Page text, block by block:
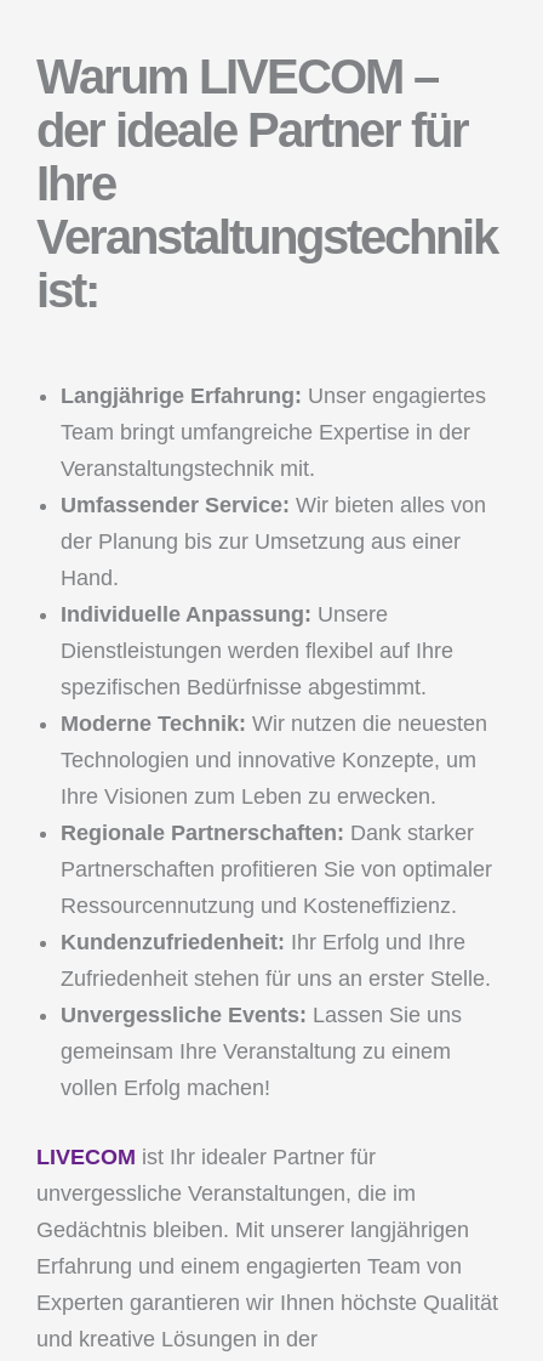
Warum LIVECOM –
der ideale Partner für
Ihre
Veranstaltungstechnik
ist:
Langjährige Erfahrung: Unser engagiertes
Team bringt umfangreiche Expertise in der
Veranstaltungstechnik mit.
Umfassender Service: Wir bieten alles von
der Planung bis zur Umsetzung aus einer
Hand.
Individuelle Anpassung: Unsere
Dienstleistungen werden flexibel auf Ihre
spezifischen Bedürfnisse abgestimmt.
Moderne Technik: Wir nutzen die neuesten
Technologien und innovative Konzepte, um
Ihre Visionen zum Leben zu erwecken.
Regionale Partnerschaften: Dank starker
Partnerschaften profitieren Sie von optimaler
Ressourcennutzung und Kosteneffizienz.
Kundenzufriedenheit: Ihr Erfolg und Ihre
Zufriedenheit stehen für uns an erster Stelle.
Unvergessliche Events: Lassen Sie uns
gemeinsam Ihre Veranstaltung zu einem
vollen Erfolg machen!
LIVECOM ist Ihr idealer Partner für
unvergessliche Veranstaltungen, die im
Gedächtnis bleiben. Mit unserer langjährigen
Erfahrung und einem engagierten Team von
Experten garantieren wir Ihnen höchste Qualität
und kreative Lösungen in der